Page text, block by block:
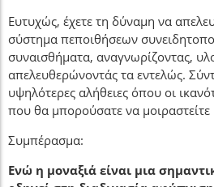
Ευτυχώς, έχετε τη δύναμη να
σύστημα πεποιθήσεων
συναισθήματα, αναγνωρίζοντας,
απελευθερώνοντάς τα εντελώς.
υψηλότερες αλήθειες όπου οι
που θα μπορούσατε να
Συμπέρασμα:
Ενώ η μοναξιά είναι μια